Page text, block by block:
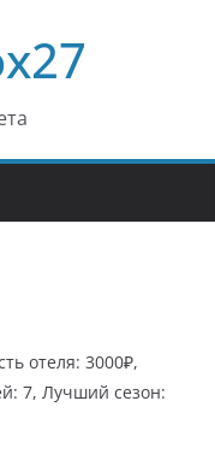
отеля: 3000₽,
7, Лучший сезон: